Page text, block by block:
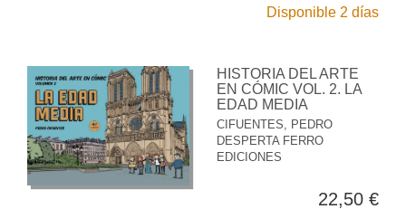
Disponible 2 días
HISTORIA DEL ARTE
EN CÓMIC VOL. 2. LA
EDAD MEDIA
CIFUENTES, PEDRO
DESPERTA FERRO
EDICIONES
22,50 €